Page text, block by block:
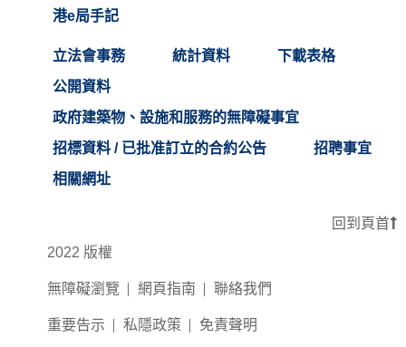
港e局手記
立法會事務 統計資料
下載表格
公開資料
政府建築物、設施和服務的無障礙事宜
招標資料 / 已批准訂立的合約公告
招聘事宜
相關網址
回到頁首
2022 版權
無障礙瀏覽 網頁指南 聯絡我們
重要告示 私隱政策 免責聲明